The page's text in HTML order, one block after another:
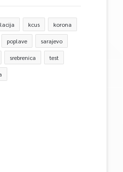
kcus korona
poplave sarajevo
srebrenica test